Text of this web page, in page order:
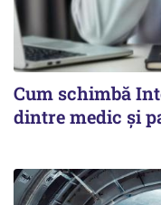
Cum schimbă
dintre medic și